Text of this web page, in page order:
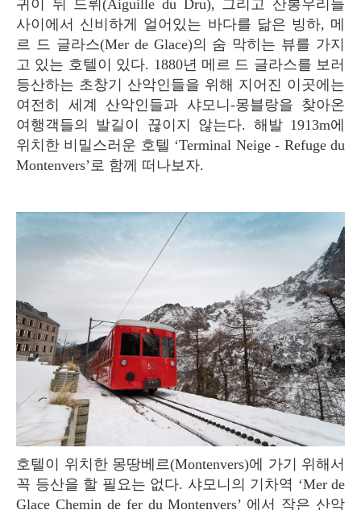
귀이 뒤 드뤼(Aiguille du Dru), 그리고 산봉우리들
사이에서 신비하게 얼어있는 바다를 닮은 빙하, 메
르 드 글라스(Mer de Glace)의 숨 막히는 뷰를 가지
고 있는 호텔이 있다. 1880년 메르 드 글라스를 보러
등산하는 초창기 산악인들을 위해 지어진 이곳에는
여전히 세계 산악인들과 샤모니-몽블랑을 찾아온
여행객들의 발길이 끊이지 않는다. 해발 1913m에
위치한 비밀스러운 호텔 ‘Terminal Neige - Refuge du
Montenvers’로 함께 떠나보자.
호텔이 위치한 몽땅베르(Montenvers)에 가기 위해서
꼭 등산을 할 필요는 없다. 샤모니의 기차역 ‘Mer de
Glace Chemin de fer du Montenvers’ 에서 작은 산악